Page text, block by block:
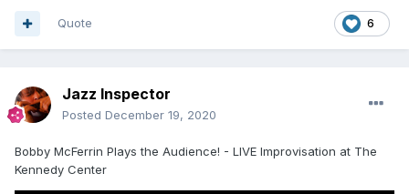
6
Quote
Jazz Inspector
Posted December 19, 2020
Bobby McFerrin Plays the Audience! - LIVE Improvisation at The
Kennedy Center